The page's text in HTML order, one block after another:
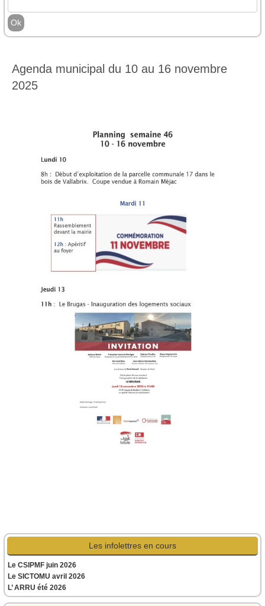
Agenda municipal du 10 au 16 novembre
2025
Les infolettres en cours
Le CSIPMF juin 2026
Le SICTOMU avril 2026
L’ ARRU été 2026